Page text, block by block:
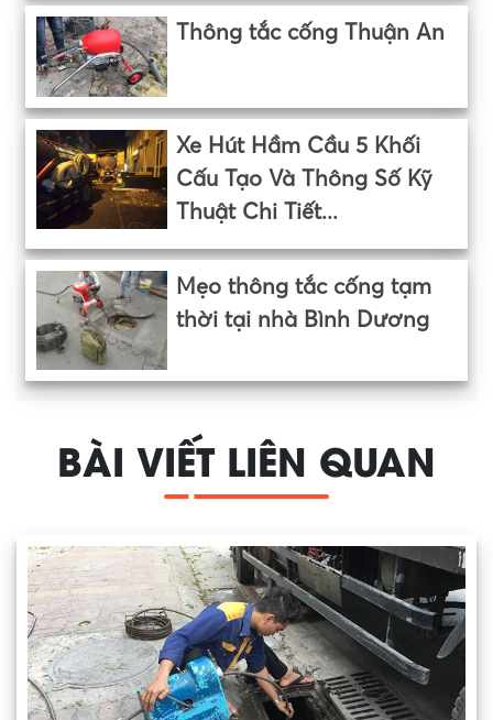
Thông tắc cống Thuận An
Xe Hút Hầm Cầu 5 Khối
Cấu Tạo Và Thông Số Kỹ
Thuật Chi Tiết...
Mẹo thông tắc cống tạm
thời tại nhà Bình Dương
BÀI VIẾT LIÊN QUAN